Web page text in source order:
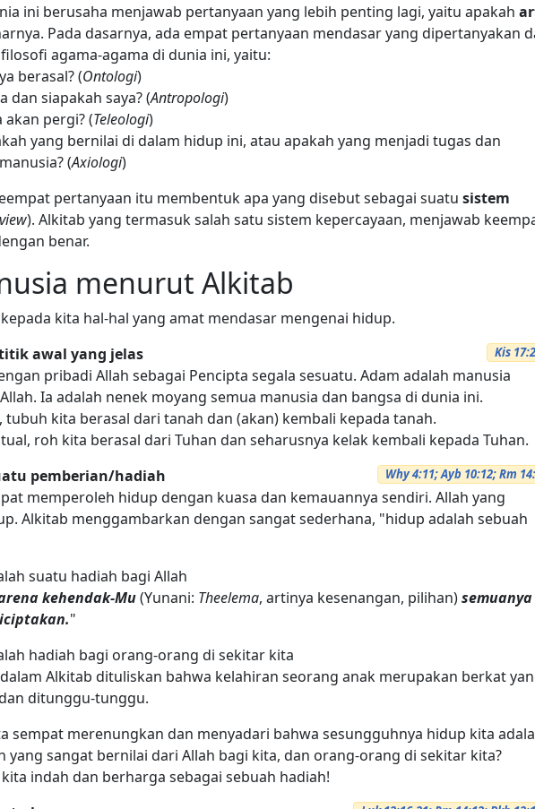
ini berusaha menjawab pertanyaan yang lebih penting lagi, yaitu apakah
Pada dasarnya, ada empat pertanyaan mendasar yang dipertanyakan
agama-agama di dunia ini, yaitu:
berasal? (Ontologi)
dan siapakah saya? (Antropologi)
akan pergi? (Teleologi)
yang bernilai di dalam hidup ini, atau apakah yang menjadi tugas dan
(Axiologi)
pertanyaan itu membentuk apa yang disebut sebagai suatu sistem
). Alkitab yang termasuk salah satu sistem kepercayaan, menjawab
benar.
menurut Alkitab
kita hal-hal yang amat mendasar mengenai hidup.
Kis
awal yang jelas
pribadi Allah sebagai Pencipta segala sesuatu. Adam adalah manusia
Ia adalah nenek moyang semua manusia dan bangsa di dunia ini.
tubuh kita berasal dari tanah dan (akan) kembali kepada tanah.
roh kita berasal dari Tuhan dan seharusnya kelak kembali kepada Tuhan.
Why 4:11; Ayb 10:12; Rm
pemberian/hadiah
memperoleh hidup dengan kuasa dan kemauannya sendiri. Allah yang
Alkitab menggambarkan dengan sangat sederhana, "hidup adalah sebuah
suatu hadiah bagi Allah
kehendak-Mu(Yunani: Theelema, artinya kesenangan, pilihan)semuanya
"
hadiah bagi orang-orang di sekitar kita
Alkitab dituliskan bahwa kelahiran seorang anak merupakan berkat
ditunggu-tunggu.
sempat merenungkan dan menyadari bahwa sesungguhnya hidup kita
yang sangat bernilai dari Allah bagi kita, dan orang-orang di sekitar kita?
indah dan berharga sebagai sebuah hadiah!